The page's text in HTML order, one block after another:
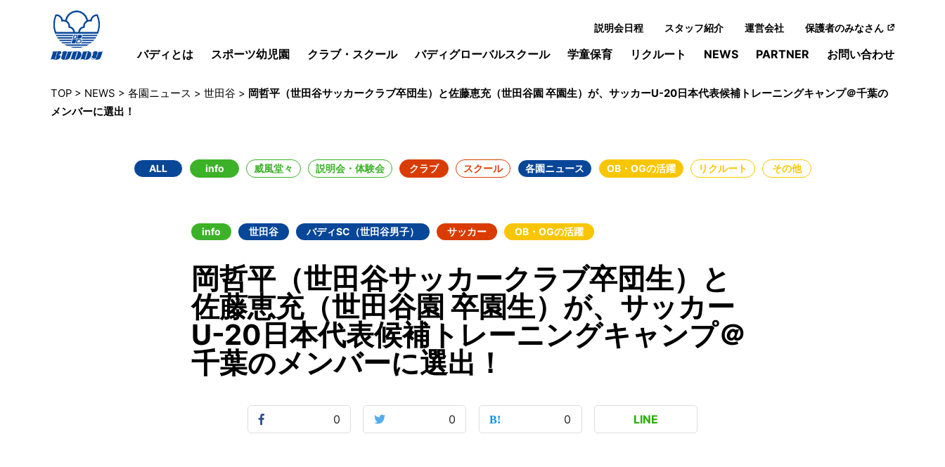
説明会日程 スタッフ紹介 運営会社 保護者のみなさん
バディとは スポーツ幼児園 クラブ・スクール バディグローバルスクール 学童保育 リクルート NEWS PARTNER お問い合わせ
TOP > NEWS > 各園ニュース > 世田谷 > 岡哲平（世田谷サッカークラブ卒団生）と佐藤恵充（世田谷園 卒園生）が、サッカーU-20日本代表候補トレーニングキャンプ＠千葉の
メンバーに選出！
ALL info 威風堂々 説明会・体験会 クラブ スクール 各園ニュース OB・OGの活躍 リクルート その他
info 世田谷 バディSC（世田谷男子） サッカー OB・OGの活躍
岡哲平（世田谷サッカークラブ卒団生）と
佐藤恵充（世田谷園 卒園生）が、サッカー
U-20日本代表候補トレーニングキャンプ＠
千葉のメンバーに選出！
0 0 0 LINE